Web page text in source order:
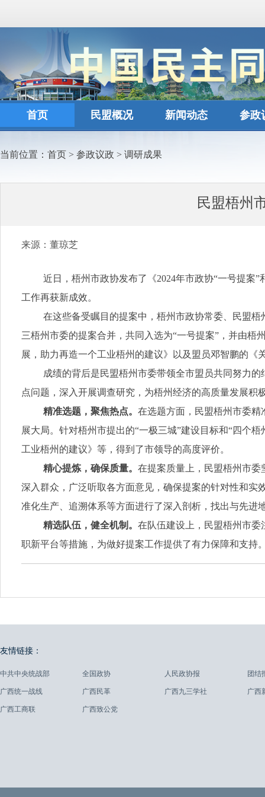
首页 民盟概况 新闻动态 参政
当前位置： 首页 > 参政议政 > 调研成果
民盟梧州
来源：董琼芝
近日，梧州市政协发布了《2024年市政协“一号提案
工作再获新成效。
在这些备受瞩目的提案中，梧州市政协常委、民盟
三梧州市委的提案合并，共同入选为“一号提案”，并由
展，助力再造一个工业梧州的建议》以及盟员邓智鹏的
成绩的背后是民盟梧州市委带领全市盟员共同努力
点问题，深入开展调查研究，为梧州经济的高质量发展
精准选题，聚焦热点。在选题方面，民盟梧州市委
展大局。针对梧州市提出的“一极三城”建设目标和“四个
工业梧州的建议》等，得到了市领导的高度评价。
精心提炼，确保质量。在提案质量上，民盟梧州市
深入群众，广泛听取各方面意见，确保提案的针对性和
准化生产、追溯体系等方面进行了深入剖析，找出与先
精选队伍，健全机制。在队伍建设上，民盟梧州市
职新平台等措施，为做好提案工作提供了有力保障和支
友情链接：
中共中央统战部 全国政协 人民政协报 团结
广西统一战线 广西民革 广西九三学社 广西
广西工商联 广西致公党